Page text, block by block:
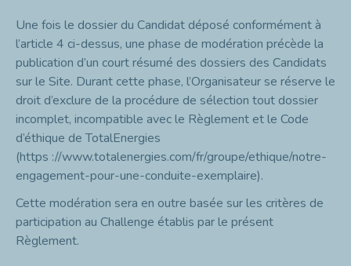
Une fois le dossier du Candidat déposé conformément à
l’article 4 ci-dessus, une phase de modération précède la
publication d’un court résumé des dossiers des Candidats
sur le Site. Durant cette phase, l’Organisateur se réserve le
droit d’exclure de la procédure de sélection tout dossier
incomplet, incompatible avec le Règlement et le Code
d’éthique de TotalEnergies
(https ://www.totalenergies.com/fr/groupe/ethique/notre-
engagement-pour-une-conduite-exemplaire).
Cette modération sera en outre basée sur les critères de
participation au Challenge établis par le présent
Règlement.